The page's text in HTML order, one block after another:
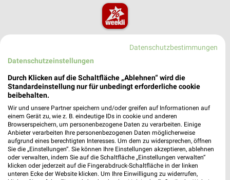
weekli - Prospekte & Angebote App
Alle NKD Angebote immer griffbereit – mit der kostenlosen
✔Standortgenaue Angebote
✔Push-Benachrichtigungen bei neuen Prospekten
✔Einkaufsliste - Einkauf stressfrei planen
JETZT LADEN UND SPAREN!
Datenschutzbestimmungen
Datenschutzeinstellungen
Durch Klicken auf die Schaltfläche „Ablehnen“ wird die
Standardeinstellung nur für unbedingt erforderliche cookie
beibehalten.
Wir und unsere Partner speichern und/oder greifen auf Informationen auf
einem Gerät zu, wie z. B. eindeutige IDs in cookie und anderen
Browserspeichern, um personenbezogene Daten zu verarbeiten. Einige
Anbieter verarbeiten Ihre personenbezogenen Daten möglicherweise
aufgrund eines berechtigten Interesses. Um dem zu widersprechen, öffnen
Sie die „Einstellungen“. Sie können Ihre Einstellungen akzeptieren, ablehnen
oder verwalten, indem Sie auf die Schaltfläche „Einstellungen verwalten“
klicken oder jederzeit auf die Fingerabdruck-Schaltfläche in der linken
unteren Ecke der Website klicken. Um Ihre Einwilligung zu widerrufen,